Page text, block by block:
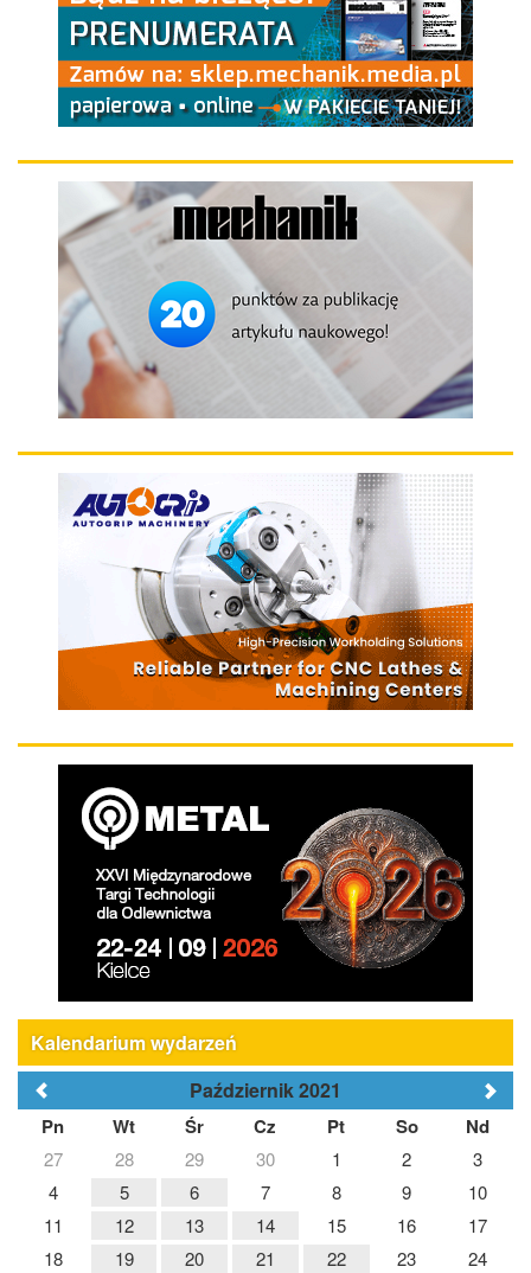
Kalendarium wydarzeń
Październik 2021
Pn Wt Śr Cz Pt So Nd
27 28 29 30 1 2
3
4
5 6 7 8 9
10
11
12 13 14 15 16
17
18
19 20 21 22 23
24